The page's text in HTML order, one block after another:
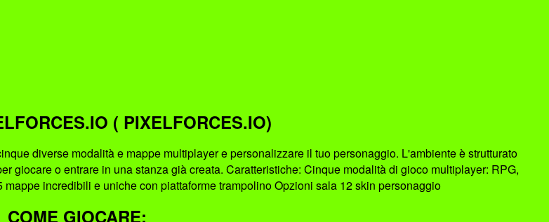
( PIXELFORCES.IO)
diverse modalità e mappe multiplayer e personalizzare il tuo personaggio. L'ambiente è strutturato
giocare o entrare in una stanza già creata. Caratteristiche: Cinque modalità di gioco multiplayer: RPG,
incredibili e uniche con piattaforme trampolino Opzioni sala 12 skin personaggio
COME GIOCARE: